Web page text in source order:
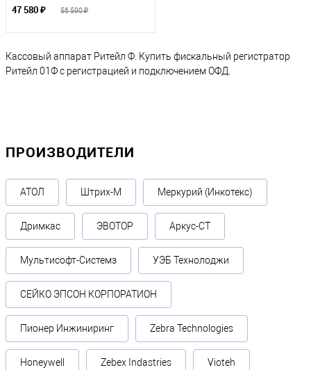
47 580 ₽ 56 590 ₽
Кассовый аппарат Ритейл Ф. Купить фискальный регистратор
Ритейл 01Ф с регистрацией и подключением ОФД.
ПРОИЗВОДИТЕЛИ
АТОЛ Штрих-М Меркурий (Инкотекс)
Дримкас ЭВОТОР Аркус-СТ
Мультисофт-Системз УЭБ Технолоджи
СЕЙКО ЭПСОН КОРПОРАТИОН
Пионер Инжиниринг Zebra Technologies
Honeywell Zebex Indastries Vioteh